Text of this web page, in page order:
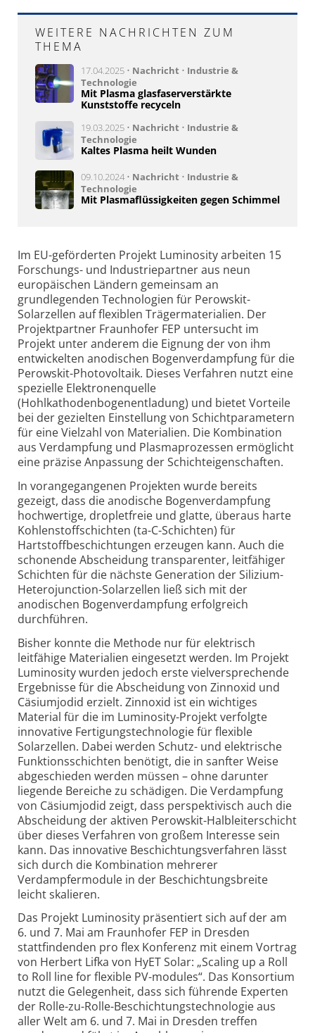
WEITERE NACHRICHTEN ZUM
THEMA
17.04.2025 • Nachricht • Industrie &
Technologie
Mit Plasma glasfaserverstärkte
Kunststoffe recyceln
19.03.2025 • Nachricht • Industrie &
Technologie
Kaltes Plasma heilt Wunden
09.10.2024 • Nachricht • Industrie &
Technologie
Mit Plasmaflüssigkeiten gegen Schimmel
Im EU-geförderten Projekt Luminosity arbeiten 15
Forschungs- und Industriepartner aus neun
europäischen Ländern gemeinsam an
grundlegenden Technologien für Perowskit-
Solarzellen auf flexiblen Trägermaterialien. Der
Projektpartner Fraunhofer FEP untersucht im
Projekt unter anderem die Eignung der von ihm
entwickelten anodischen Bogenverdampfung für die
Perowskit-Photovoltaik. Dieses Verfahren nutzt eine
spezielle Elektronenquelle
(Hohlkathodenbogenentladung) und bietet Vorteile
bei der gezielten Einstellung von Schichtparametern
für eine Vielzahl von Materialien. Die Kombination
aus Verdampfung und Plasmaprozessen ermöglicht
eine präzise Anpassung der Schichteigenschaften.
In vorangegangenen Projekten wurde bereits
gezeigt, dass die anodische Bogenverdampfung
hochwertige, dropletfreie und glatte, überaus harte
Kohlenstoffschichten (ta-C-Schichten) für
Hartstoffbeschichtungen erzeugen kann. Auch die
schonende Abscheidung transparenter, leitfähiger
Schichten für die nächste Generation der Silizium-
Heterojunction-Solarzellen ließ sich mit der
anodischen Bogenverdampfung erfolgreich
durchführen.
Bisher konnte die Methode nur für elektrisch
leitfähige Materialien eingesetzt werden. Im Projekt
Luminosity wurden jedoch erste vielversprechende
Ergebnisse für die Abscheidung von Zinnoxid und
Cäsiumjodid erzielt. Zinnoxid ist ein wichtiges
Material für die im Luminosity-Projekt verfolgte
innovative Fertigungstechnologie für flexible
Solarzellen. Dabei werden Schutz- und elektrische
Funktionsschichten benötigt, die in sanfter Weise
abgeschieden werden müssen – ohne darunter
liegende Bereiche zu schädigen. Die Verdampfung
von Cäsiumjodid zeigt, dass perspektivisch auch die
Abscheidung der aktiven Perowskit-Halbleiterschicht
über dieses Verfahren von großem Interesse sein
kann. Das innovative Beschichtungsverfahren lässt
sich durch die Kombination mehrerer
Verdampfermodule in der Beschichtungsbreite
leicht skalieren.
Das Projekt Luminosity präsentiert sich auf der am
6. und 7. Mai am Fraunhofer FEP in Dresden
stattfindenden pro flex Konferenz mit einem Vortrag
von Herbert Lifka von HyET Solar: „Scaling up a Roll
to Roll line for flexible PV-modules“. Das Konsortium
nutzt die Gelegenheit, dass sich führende Experten
der Rolle-zu-Rolle-Beschichtungstechnologie aus
aller Welt am 6. und 7. Mai in Dresden treffen